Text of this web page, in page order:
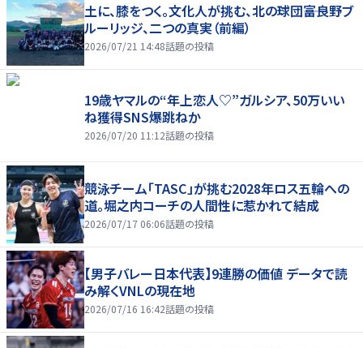
土に、膝をつく。文化人が挑む、北の球団――富良野ブ
ルーリッジ、二つの真実（前編）
2026/07/21 14:48話題の投稿
19歳ヤマルの“年上恋人♡”ガルシア、50万いい
ね獲得SNS爆跳ねか
2026/07/20 11:12話題の投稿
競泳チーム「TASC」が挑む2028年ロス五輪への
道。堀之内コーチの人間性に惹かれて結成
2026/07/17 06:06話題の投稿
【男子バレー日本代表】9連勝の価値 データで読
み解くVNLの現在地
2026/07/16 16:42話題の投稿